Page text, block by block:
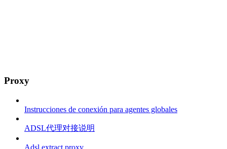
Proxy
Instrucciones de conexión para agentes globales
ADSL代理对接说明
Adsl extract proxy